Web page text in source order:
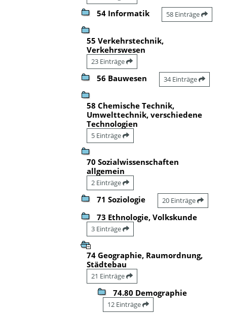
54 Informatik 58 Einträge
55 Verkehrstechnik,
Verkehrswesen
23 Einträge
56 Bauwesen 34 Einträge
58 Chemische Technik,
Umwelttechnik, verschiedene
Technologien
5 Einträge
70 Sozialwissenschaften
allgemein
2 Einträge
71 Soziologie 20 Einträge
73 Ethnologie, Volkskunde
3 Einträge
74 Geographie, Raumordnung,
Städtebau
21 Einträge
74.80 Demographie
12 Einträge